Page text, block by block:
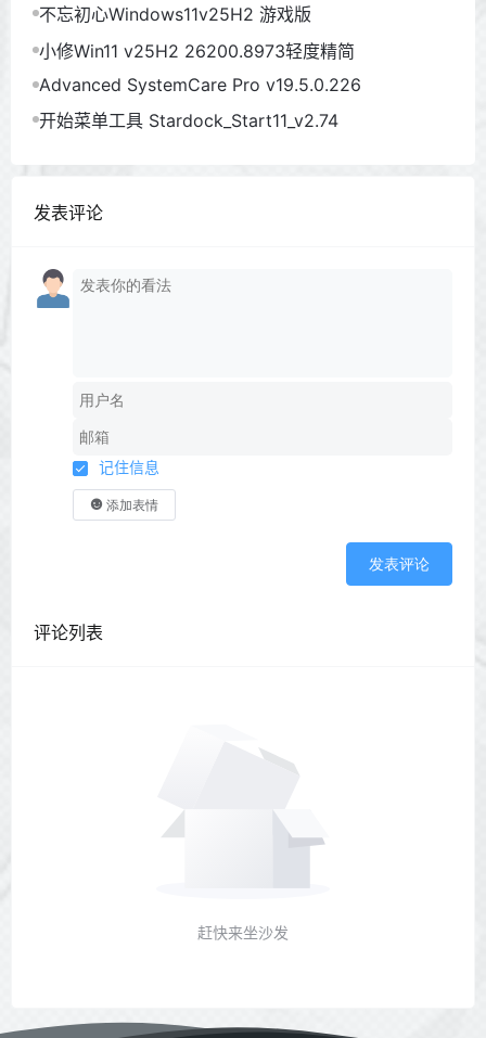
不忘初心Windows11v25H2 游戏版
小修Win11 v25H2 26200.8973轻度精简
Advanced SystemCare Pro v19.5.0.226
开始菜单工具 Stardock_Start11_v2.74
发表评论
记住信息
添加表情
发表评论
评论列表
赶快来坐沙发